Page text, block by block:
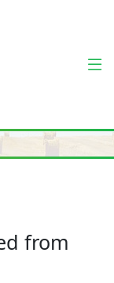
from